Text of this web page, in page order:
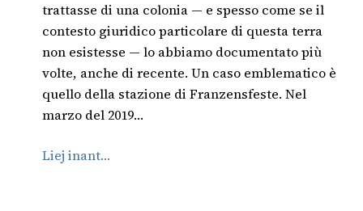
trattasse di una colonia — e spesso come se il
contesto giuridico particolare di questa terra
non esistesse — lo abbiamo documentato più
volte, anche di recente. Un caso emblematico è
quello della stazione di Franzensfeste. Nel
marzo del 2019…
Liej inant…